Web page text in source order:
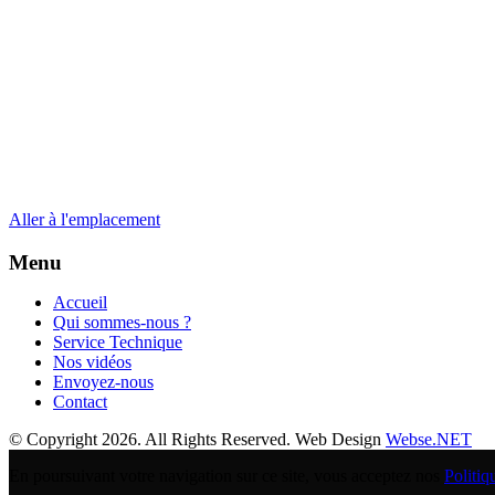
Aller à l'emplacement
Menu
Accueil
Qui sommes-nous ?
Service Technique
Nos vidéos
Envoyez-nous
Contact
© Copyright 2026. All Rights Reserved. Web Design Webse.NET